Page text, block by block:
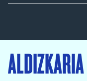
ALDIZKARIA